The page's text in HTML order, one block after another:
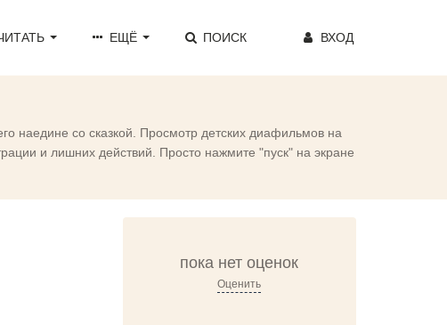
ЕЩЁ ПОИСК ВХОД
наедине со сказкой. Просмотр детских диафильмов на
и лишних действий. Просто нажмите "пуск" на экране
пока нет оценок
Оценить